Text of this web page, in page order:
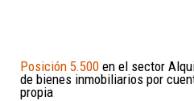
Posición 5.500 en el sector
de bienes inmobiliarios por
propia